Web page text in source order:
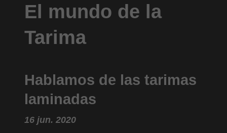
El mundo de la
Tarima
Hablamos de las tarimas
laminadas
16 jun. 2020